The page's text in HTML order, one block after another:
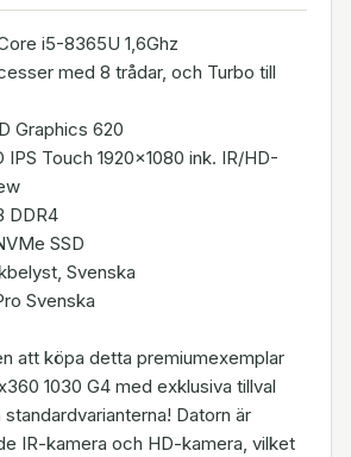
i5-8365U 1,6Ghz
med 8 trådar, och Turbo till
Graphics 620
IPS Touch 1920x1080 ink. IR/HD-
DDR4
SSD
Svenska
Svenska
att köpa detta premiumexemplar
1030 G4 med exklusiva tillval
Datorn är
IR-kamera och HD-kamera, vilket